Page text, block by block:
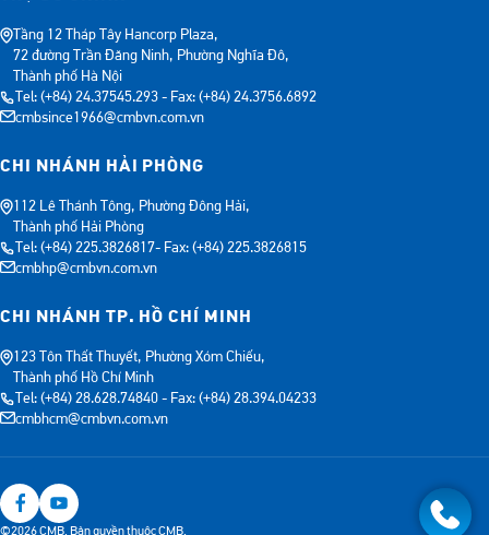
©2026 CMB. Bản quyền thuộc CMB.
Tầng 12 Tháp Tây Hancorp Plaza,
72 đường Trần Đăng Ninh, Phường Nghĩa Đô,
Thành phố Hà Nội
Tel: (+84) 24.37545.293 - Fax: (+84) 24.3756.6892
cmbsince1966@cmbvn.com.vn
CHI NHÁNH HẢI PHÒNG
112 Lê Thánh Tông, Phường Đông Hải,
Thành phố Hải Phòng
Tel: (+84) 225.3826817- Fax: (+84) 225.3826815
cmbhp@cmbvn.com.vn
CHI NHÁNH TP. HỒ CHÍ MINH
123 Tôn Thất Thuyết, Phường Xóm Chiếu,
Thành phố Hồ Chí Minh
Tel: (+84) 28.628.74840 - Fax: (+84) 28.394.04233
cmbhcm@cmbvn.com.vn